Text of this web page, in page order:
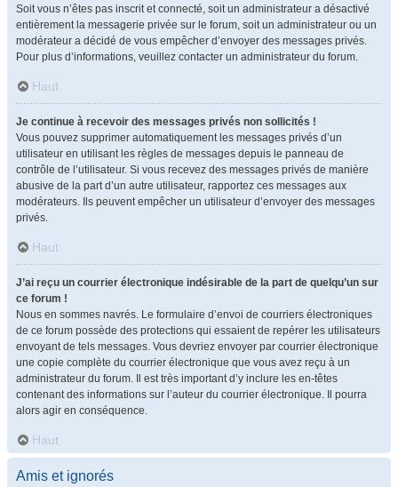
Soit vous n’êtes pas inscrit et connecté, soit un administrateur a désactivé
entièrement la messagerie privée sur le forum, soit un administrateur ou un
modérateur a décidé de vous empêcher d’envoyer des messages privés.
Pour plus d’informations, veuillez contacter un administrateur du forum.
Haut
Je continue à recevoir des messages privés non sollicités !
Vous pouvez supprimer automatiquement les messages privés d’un
utilisateur en utilisant les règles de messages depuis le panneau de
contrôle de l’utilisateur. Si vous recevez des messages privés de manière
abusive de la part d’un autre utilisateur, rapportez ces messages aux
modérateurs. Ils peuvent empêcher un utilisateur d’envoyer des messages
privés.
Haut
J’ai reçu un courrier électronique indésirable de la part de quelqu’un sur
ce forum !
Nous en sommes navrés. Le formulaire d’envoi de courriers électroniques
de ce forum possède des protections qui essaient de repérer les utilisateurs
envoyant de tels messages. Vous devriez envoyer par courrier électronique
une copie complète du courrier électronique que vous avez reçu à un
administrateur du forum. Il est très important d’y inclure les en-têtes
contenant des informations sur l’auteur du courrier électronique. Il pourra
alors agir en conséquence.
Haut
Amis et ignorés